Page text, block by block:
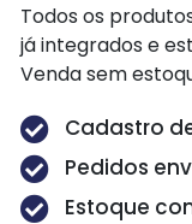
Todos os
já integrados e
Venda sem
Cadastro
Pedidos
Estoque